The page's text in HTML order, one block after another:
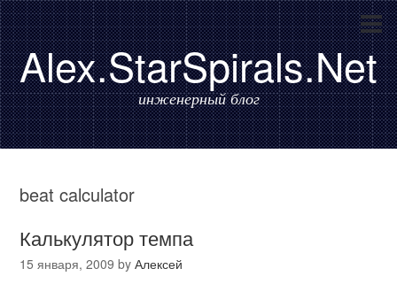
Alex.StarSpirals.Net
инженерный блог
beat calculator
Калькулятор темпа
15 января, 2009 byАлексей